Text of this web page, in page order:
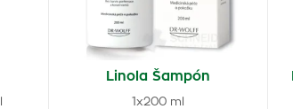
Linola Šampón
1x200 ml